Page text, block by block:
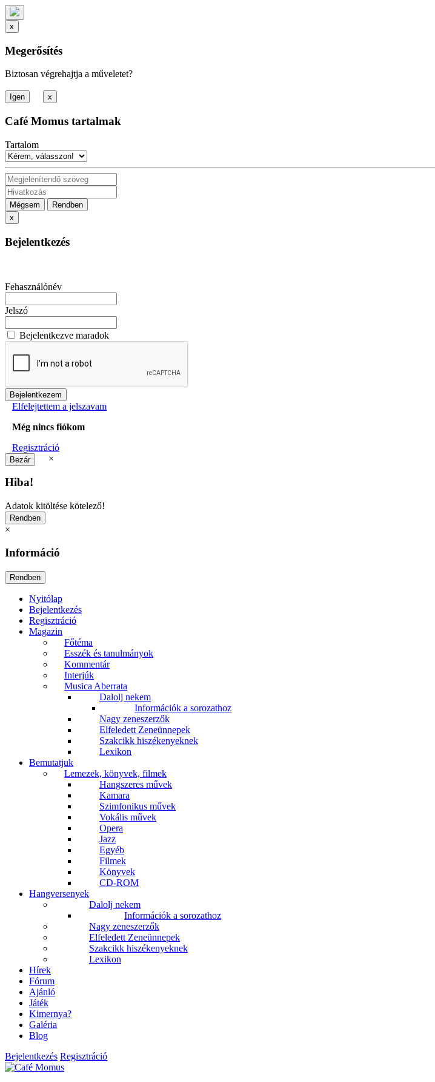
x
Megerősítés
Biztosan végrehajtja a műveletet?
x
Café Momus tartalmak
Tartalom
Mégsem
Rendben
x
Bejelentkezés
Fehasználónév
Jelszó
Bejelentkezve maradok
Elfelejtettem a jelszavam
Még nincs fiókom
Regisztráció
×
Hiba!
Adatok kitöltése kötelező!
×
Információ
Nyitólap
Bejelentkezés
Regisztráció
Magazin
Főtéma
Esszék és tanulmányok
Kommentár
Interjúk
Musica Aberrata
Dalolj nekem
Információk a sorozathoz
Nagy zeneszerzők
Elfeledett Zeneünnepek
Szakcikk hiszékenyeknek
Lexikon
Bemutatjuk
Lemezek, könyvek, filmek
Hangszeres művek
Kamara
Szimfonikus művek
Vokális művek
Opera
Jazz
Egyéb
Filmek
Könyvek
CD-ROM
Hangversenyek
Dalolj nekem
Információk a sorozathoz
Nagy zeneszerzők
Elfeledett Zeneünnepek
Szakcikk hiszékenyeknek
Lexikon
Hírek
Fórum
Ajánló
Játék
Kimernya?
Galéria
Blog
Bejelentkezés Regisztráció